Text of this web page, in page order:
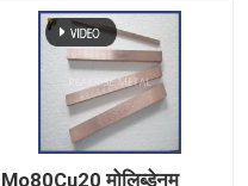
Mo80Cu20 मोलिब्डेनम